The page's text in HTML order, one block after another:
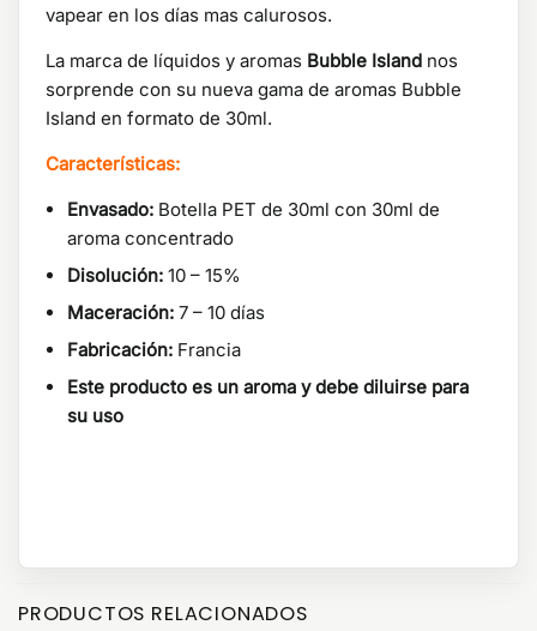
vapear en los días mas calurosos.
La marca de líquidos y aromas Bubble Island nos
sorprende con su nueva gama de aromas Bubble
Island en formato de 30ml.
Características:
Envasado: Botella PET de 30ml con 30ml de
aroma concentrado
Disolución: 10 – 15%
Maceración: 7 – 10 días
Fabricación: Francia
Este producto es un aroma y debe diluirse para
su uso
PRODUCTOS RELACIONADOS